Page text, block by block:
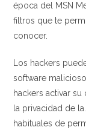
época del MSN
filtros que te
conocer.
Los hackers
software
hackers activar
la privacidad de
habituales de